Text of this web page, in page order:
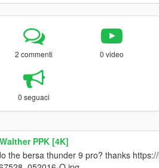
2 commenti 0 video
0 seguaci
Walther PPK [4K]
the bersa thunder 9 pro? thanks